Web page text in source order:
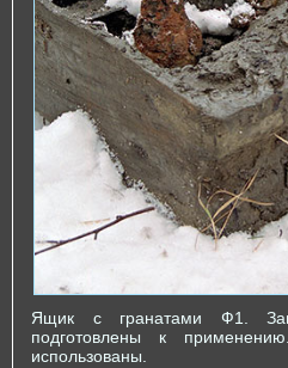
Ящик с гранатами Ф1.
подготовлены к
использованы.